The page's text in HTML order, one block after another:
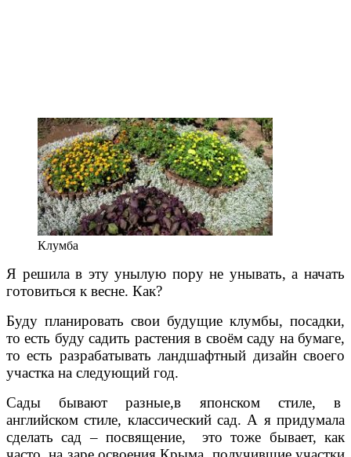
Клумба
Я решила в эту унылую пору не унывать, а начать
готовиться к весне. Как?
Буду планировать свои будущие клумбы, посадки,
то есть буду садить растения в своём саду на бумаге,
то есть разрабатывать ландшафтный дизайн своего
участка на следующий год.
Сады бывают разные,в японском стиле, в
английском стиле, классический сад. А я придумала
сделать сад – посвящение, это тоже бывает, как